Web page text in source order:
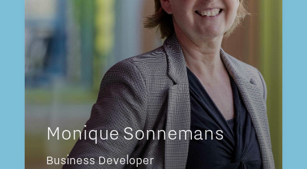
Monique Sonnemans
Business Developer